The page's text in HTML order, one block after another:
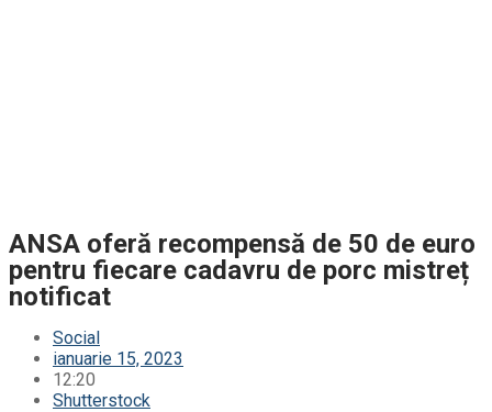
ANSA oferă recompensă de 50 de euro
pentru fiecare cadavru de porc mistreț
notificat
Social
ianuarie 15, 2023
12:20
Shutterstock